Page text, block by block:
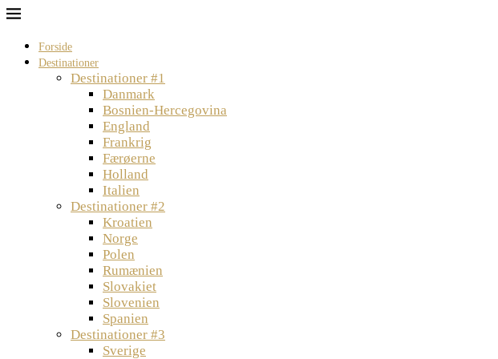
Forside
Destinationer
Destinationer #1
Danmark
Bosnien-Hercegovina
England
Frankrig
Færøerne
Holland
Italien
Destinationer #2
Kroatien
Norge
Polen
Rumænien
Slovakiet
Slovenien
Spanien
Destinationer #3
Sverige